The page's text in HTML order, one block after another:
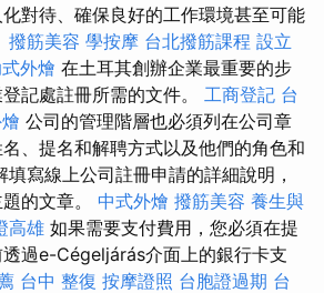
對待、確保良好的工作環境甚至可能
撥筋美容 學按摩 台北撥筋課程 設立
外燴 在土耳其創辦企業最重要的步
記處註冊所需的文件。 工商登記 台
公司的管理階層也必須列在公司章
、提名和解聘方式以及他們的角色和
寫線上公司註冊申請的詳細說明，
的文章。 中式外燴 撥筋美容 養生與
高雄 如果需要支付費用，您必須在提
過e-Cégeljárás介面上的銀行卡支
台中 整復 按摩證照 台胞證過期 台